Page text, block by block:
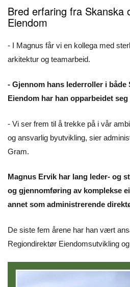
Bred erfaring fra Skanska
Eiendom
- I Magnus får vi en kollega med
arkitektur og teamarbeid.
- Gjennom hans lederroller i både
Eiendom har han opparbeidet
- Vi ser frem til å trekke på i vår
og ansvarlig byutvikling, sier
Gram.
Magnus Ervik har lang leder- og
og gjennomføring av komplekse
annet som administrerende
De siste fem årene har han vært
Regiondirektør Eiendomsutvikling